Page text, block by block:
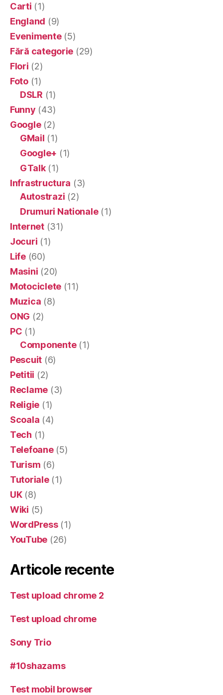
Carti (1)
England (9)
Evenimente(5)
Fără categorie (29)
Flori (2)
Foto(1)
DSLR (1)
Funny (43)
Google(2)
GMail (1)
Google+ (1)
GTalk(1)
Infrastructura (3)
Autostrazi (2)
Drumuri Nationale(1)
Internet(31)
Jocuri (1)
Life(60)
Masini (20)
Motociclete (11)
Muzica (8)
ONG (2)
PC (1)
Componente(1)
Pescuit (6)
Petitii (2)
Reclame (3)
Religie (1)
Scoala (4)
Tech (1)
Telefoane(5)
Turism (6)
Tutoriale(1)
UK(8)
Wiki (5)
WordPress(1)
YouTube (26)
Articole recente
Test upload chrome 2
Test upload chrome
Sony Trio
#10shazams
Test mobil browser